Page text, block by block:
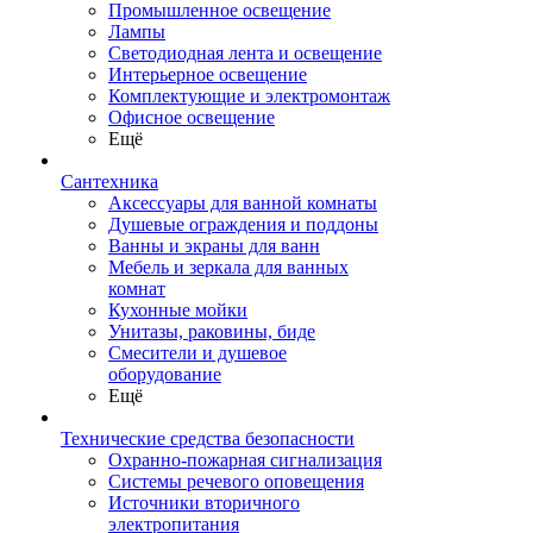
Промышленное освещение
Лампы
Светодиодная лента и освещение
Интерьерное освещение
Комплектующие и электромонтаж
Офисное освещение
Ещё
Сантехника
Аксессуары для ванной комнаты
Душевые ограждения и поддоны
Ванны и экраны для ванн
Мебель и зеркала для ванных
комнат
Кухонные мойки
Унитазы, раковины, биде
Смесители и душевое
оборудование
Ещё
Технические средства безопасности
Охранно-пожарная сигнализация
Системы речевого оповещения
Источники вторичного
электропитания